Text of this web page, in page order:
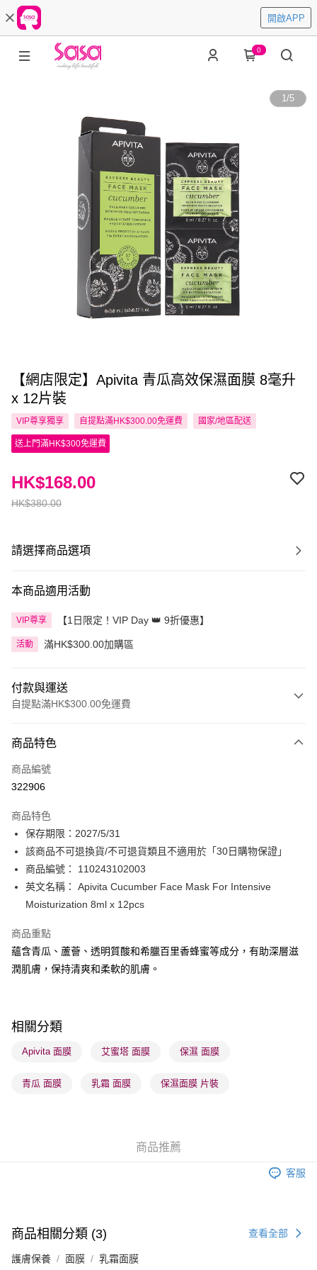
開啟APP
0
1/5
【網店限定】Apivita 青瓜高效保濕面膜 8毫升
x 12片裝
VIP尊享獨享 自提點滿HK$300.00免運費 國家/地區配送
送上門滿HK$300免運費
HK$380.00
HK$168.00
請選擇商品選項
本商品適用活動
VIP尊享 【1日限定！VIP Day 👑 9折優惠】
活動 滿HK$300.00加購區
付款與運送
自提點滿HK$300.00免運費
信用卡
Apple Pay
PayMe
WeChat Pay
BoC Pay
順豐自助櫃 - 確認發貨後1-3個工作天送達
每筆HK$65.00，滿HK$300.00或以上免運費
確認發貨後1-3 工作天送達，訂單將隨機分配至SF順豐速運或京東
物流公司進行物流配送
商品特色
商品編號
322906
商品特色
保存期限：2027/5/31
該商品不可退換貨/不可退貨類且不適用於「30日購物保證」
商品編號： 110243102003
英文名稱： Apivita Cucumber Face Mask For Intensive
Moisturization 8ml x 12pcs
商品重點
蘊含青瓜、蘆薈、透明質酸和希臘百里香蜂蜜等成分，有助深層滋
潤肌膚，保持清爽和柔軟的肌膚。
相關分類
Apivita 面膜 艾蜜塔 面膜 保濕 面膜
青瓜 面膜 乳霜 面膜 保濕面膜 片裝
商品推薦
客服
商品相關分類 (3) 查看全部
護膚保養 面膜 乳霜面膜